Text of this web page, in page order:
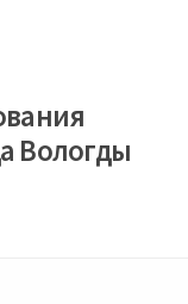
Вологды